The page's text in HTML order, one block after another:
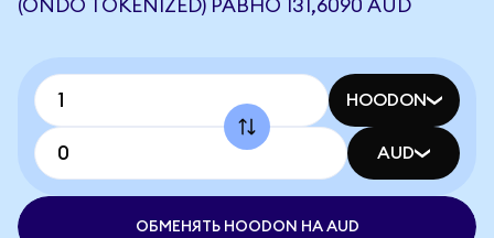
(ONDO TOKENIZED) РАВНО 131,6090 AUD
HOODON
AUD
ОБМЕНЯТЬ HOODON НА AUD